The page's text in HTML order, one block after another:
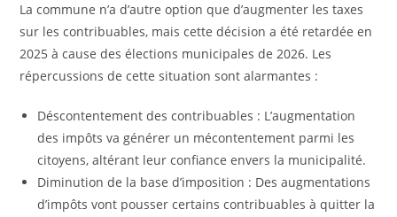
La commune n’a d’autre option que d’augmenter les taxes
sur les contribuables, mais cette décision a été retardée en
2025 à cause des élections municipales de 2026. Les
répercussions de cette situation sont alarmantes :
Déscontentement des contribuables : L’augmentation
des impôts va générer un mécontentement parmi les
citoyens, altérant leur confiance envers la municipalité.
Diminution de la base d’imposition : Des augmentations
d’impôts vont pousser certains contribuables à quitter la